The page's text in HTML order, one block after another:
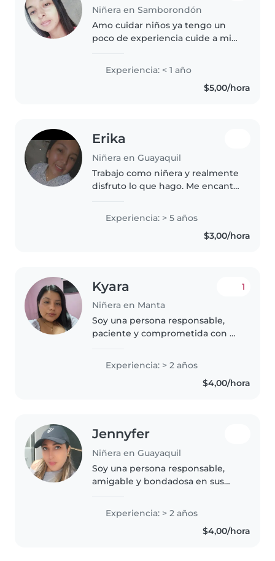
Niñera en Samborondón
Amo cuidar niños ya tengo un
poco de experiencia cuide a mi
energética además me gusta
cuidar los niños soy social y estoy
disponible de lunes a viernes..
Experiencia: < 1 año
$5,00/hora
Erika
Niñera en Guayaquil
Trabajo como niñera y realmente
disfruto lo que hago. Me encanta
día. Disfruto organizando
Experiencia: > 5 años
$3,00/hora
Kyara
Niñera en Manta
1
Soy una persona responsable,
paciente y comprometida con el
un ambiente seguro, divertido y
educativo para los niños,
ayudándolos en sus actividades..
Experiencia: > 2 años
$4,00/hora
Jennyfer
Niñera en Guayaquil
Soy una persona responsable,
amigable y bondadosa en sus
en el cuidado de niños en edad
de guardar, preescolar y escolar.
Experiencia: > 2 años
$4,00/hora